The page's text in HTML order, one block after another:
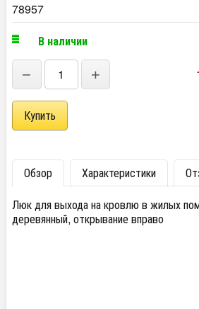
78957
В наличии
− +
Обзор Характеристики
Люк для выхода на кровлю в жилых
деревянный, открывание вправо